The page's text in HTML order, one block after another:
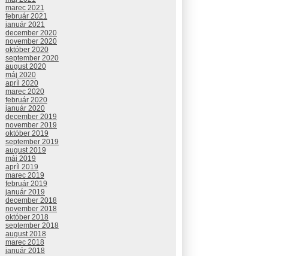
marec 2021
február 2021
január 2021
december 2020
november 2020
október 2020
september 2020
august 2020
máj 2020
apríl 2020
marec 2020
február 2020
január 2020
december 2019
november 2019
október 2019
september 2019
august 2019
máj 2019
apríl 2019
marec 2019
február 2019
január 2019
december 2018
november 2018
október 2018
september 2018
august 2018
marec 2018
január 2018